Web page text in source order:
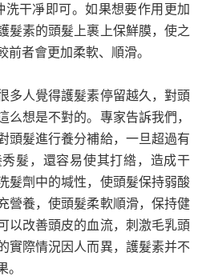
干凈即可。如果想要作用更加
髮素的頭髮上裹上保鮮膜，使之
者會更加柔軟、順滑。
多人覺得護髮素停留越久，對頭
么想是不對的。專家告訴我們，
頭髮進行養分補給，一旦超過有
髮，還容易使其打綹，造成干
髮劑中的堿性，使頭髮保持弱酸
營養，使頭髮柔軟順滑，保持健
以改善頭皮的血流，刺激毛乳頭
實際情況因人而異，護髮素并不